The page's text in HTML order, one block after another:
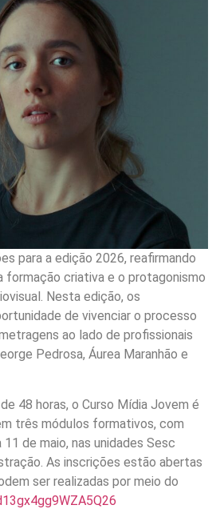
para a edição 2026, reafirmando
formação criativa e o protagonismo
Nesta edição, os
de vivenciar o processo
ao lado de profissionais
Pedrosa, Áurea Maranhão e
48 horas, o Curso Mídia Jovem é
três módulos formativos, com
de maio, nas unidades Sesc
As inscrições estão abertas
ser realizadas por meio do